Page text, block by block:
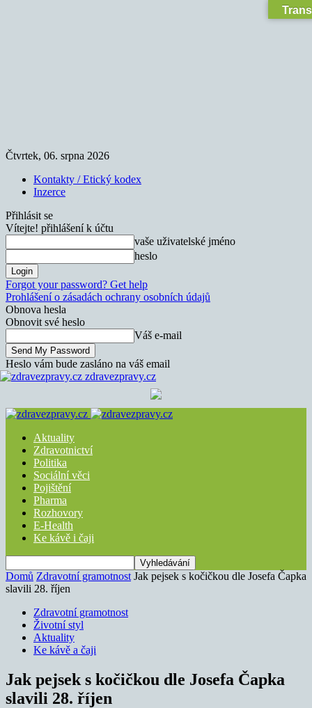
Čtvrtek, 06. srpna 2026
Kontakty / Etický kodex
Inzerce
Přihlásit se
Vítejte! přihlášení k účtu
vaše uživatelské jméno
heslo
Forgot your password? Get help
Prohlášení o zásadách ochrany osobních údajů
Obnova hesla
Obnovit své heslo
Váš e-mail
Heslo vám bude zasláno na váš email
zdravezpravy.cz
Aktuality
Zdravotnictví
Politika
Sociální věci
Pojištění
Pharma
Rozhovory
E-Health
Ke kávě i čaji
Domů Zdravotní gramotnost Jak pejsek s kočičkou dle Josefa Čapka
slavili 28. říjen
Zdravotní gramotnost
Životní styl
Aktuality
Ke kávě a čaji
Jak pejsek s kočičkou dle Josefa Čapka
slavili 28. říjen